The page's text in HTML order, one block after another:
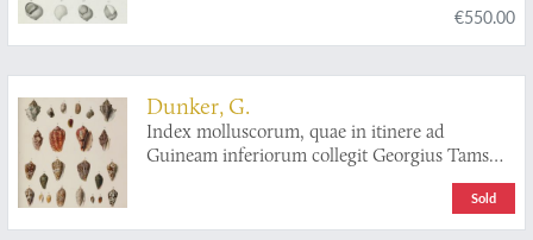
mollusques terrestres et fluviatiles de la France,
€550.00
Dunker, G.
Index molluscorum, quae in itinere ad
Guineam inferiorum collegit Georgius Tams
Med. Dr. Accedunt novarum specierum
diagnoses, Cirripedia nonnulla et X. tabulae
iconum.
Sold